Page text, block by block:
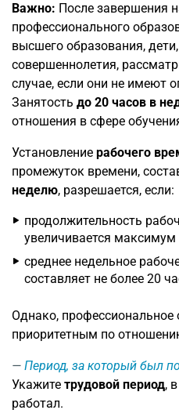
Важно: После завершения
профессионального
высшего образования,
совершеннолетия,
случае, если они не имеют
Занятость до 20 часов в
отношения в сфере
Установление рабочего
промежуток времени,
неделю, разрешается, если:
продолжительность
увеличивается максимум
среднее недельное
составляет не более 20
Однако,
приоритетным по
Период, за который был
Укажите трудовой период,
работал.